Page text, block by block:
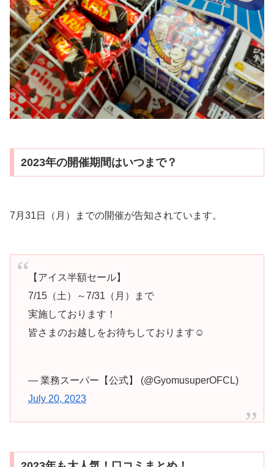
2023年の開催期間はいつまで？
7月31日（月）までの開催が告知されています。
【アイス半額セール】
7/15（土）～7/31（月）まで
実施しております！
皆さまのお越しをお待ちしております☺
— 業務スーパー【公式】 (@GyomusuperOFCL)
July 20, 2023